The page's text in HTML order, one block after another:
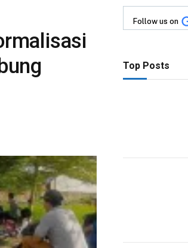
Follow us on
Top Posts